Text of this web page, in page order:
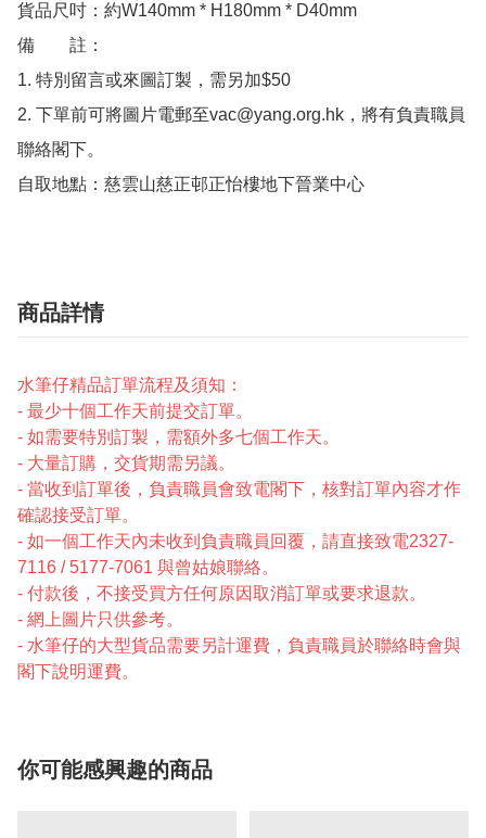
貨品尺吋：約W140mm * H180mm * D40mm
備　　註：
1. 特別留言或來圖訂製，需另加$50
2. 下單前可將圖片電郵至vac@yang.org.hk，將有負責職員
聯絡閣下。
自取地點：慈雲山慈正邨正怡樓地下晉業中心
商品詳情
水筆仔精品訂單流程及須知：
- 最少十個工作天前提交訂單。
- 如需要特別訂製，需額外多七個工作天。
- 大量訂購，交貨期需另議。
- 當收到訂單後，負責職員會致電閣下，核對訂單內容才作
確認接受訂單。
- 如一個工作天內未收到負責職員回覆，請直接致電2327-
7116 / 5177-7061 與曾姑娘聯絡。
- 付款後，不接受買方任何原因取消訂單或要求退款。
- 網上圖片只供參考。
- 水筆仔的大型貨品需要另計運費，負責職員於聯絡時會與
閣下說明運費。
你可能感興趣的商品